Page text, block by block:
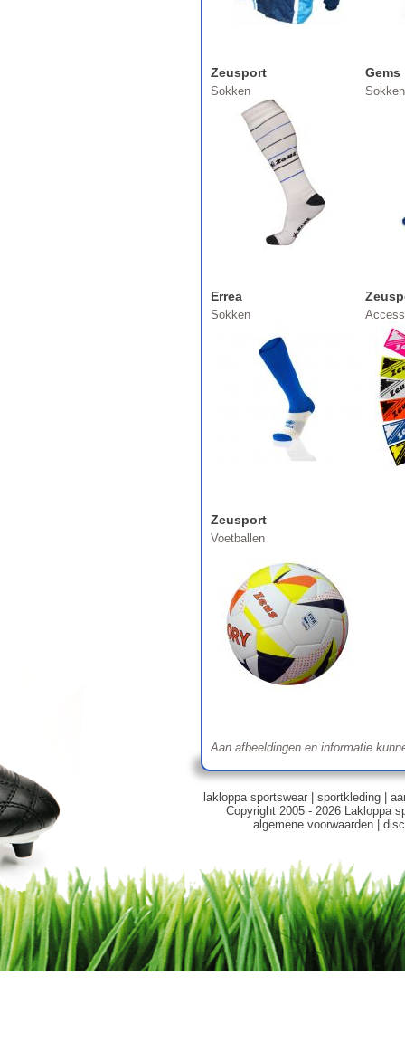
Zeusport
Sokken
Gems
Sokken
Errea
Sokken
Zeusport
Voetballen
Aan afbeeldingen en informatie
lakloppa sportswear| sportkleding|
Copyright 2005 - 2026 Lakloppa
algemene voorwaarden